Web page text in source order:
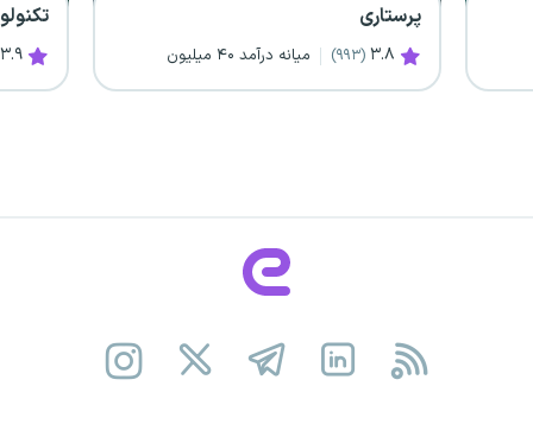
پرستاری
۳.۸ (۹۹۳) میانه درآمد ۴۰ میلیون ۳.۹